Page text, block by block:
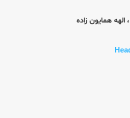
، الهه همایون زاده